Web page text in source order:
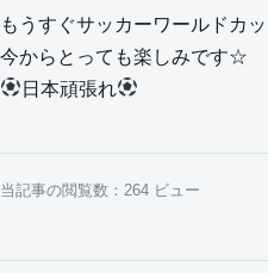
もうすぐサッカーワールドカ
今からとっても楽しみです☆
日本頑張れ
当記事の閲覧数：264 ビュー